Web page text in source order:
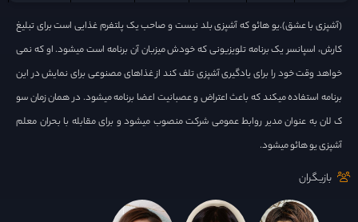
(آشپزی با عشق).یو هائو که آشپزی بلد نیست و صاحب یک پلتفرم غذایی است برای تبلیغ
کارش، اسپانسر یک برنامه تلویزیونی که خودش میزبان آن برنامه است میشود. او که نمی
خواهد وقت خود را برای یادگیری آشپزی تلف کند از غذاهای مصنوعی برای نمایش در این
برنامه استفاده میکند که باعث اعتراض و عصبانیت اعضا برنامه میشود. در همان زمان سو
ک لان به عنوان مدیر روابط عمومی شرکت منصوب میشود و برای مقابله با بحران معلم
آشپزی یو هائو میشود.
بازیگران